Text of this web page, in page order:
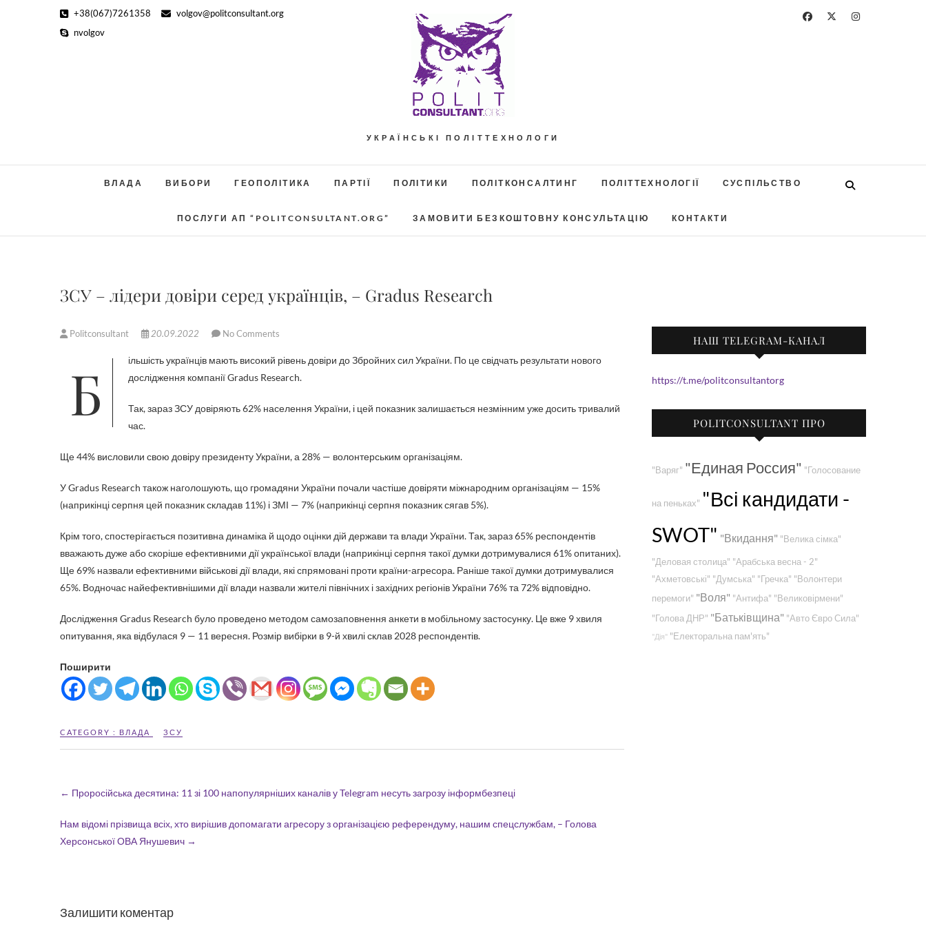
+38(067)7261358
volgov@politconsultant.org
nvolgov
УКРАЇНСЬКІ ПОЛІТТЕХНОЛОГИ
ВЛАДА ВИБОРИ ГЕОПОЛІТИКА ПАРТІЇ ПОЛІТИКИ ПОЛІТКОНСАЛТИНГ ПОЛІТТЕХНОЛОГІЇ СУСПІЛЬСТВО
ПОСЛУГИ АП “POLITCONSULTANT.ORG” ЗАМОВИТИ БЕЗКОШТОВНУ КОНСУЛЬТАЦІЮ КОНТАКТИ
ЗСУ – лідери довіри серед українців, – Gradus Research
Politconsultant 20.09.2022 No Comments
Більшість українців мають високий рівень довіри до Збройних сил України. По це свідчать результати нового дослідження компанії Gradus Research.
Так, зараз ЗСУ довіряють 62% населення України, і цей показник залишається незмінним уже досить тривалий
час.
Ще 44% висловили свою довіру президенту України, а 28% — волонтерським організаціям.
У Gradus Research також наголошують, що громадяни України почали частіше довіряти міжнародним організаціям — 15%
(наприкінці серпня цей показник складав 11%) і ЗМІ — 7% (наприкінці серпня показник сягав 5%).
Крім того, спостерігається позитивна динаміка й щодо оцінки дій держави та влади України. Так, зараз 65% респондентів
вважають дуже або скоріше ефективними дії української влади (наприкінці серпня такої думки дотримувалися 61% опитаних).
Ще 69% назвали ефективними військові дії влади, які спрямовані проти країни-агресора. Раніше такої думки дотримувалися
65%. Водночас найефективнішими дії влади назвали жителі північних і західних регіонів України 76% та 72% відповідно.
Дослідження Gradus Research було проведено методом самозаповнення анкети в мобільному застосунку. Це вже 9 хвиля
опитування, яка відбулася 9 — 11 вересня. Розмір вибірки в 9-й хвилі склав 2028 респондентів.
Поширити
CATEGORY : ВЛАДА ЗСУ
← Проросійська десятина: 11 зі 100 напопулярніших каналів у Telegram несуть загрозу інформбезпеці
Нам відомі прізвища всіх, хто вирішив допомагати агресору з організацією референдуму, нашим спецслужбам, – Голова
Херсонської ОВА Янушевич →
Залишити коментар
НАШ TELEGRAM-КАНАЛ
https://t.me/politconsultantorg
POLITCONSULTANT ПРО
"Варяг" "Единая Россия" "Голосование
на пеньках" "Всі кандидати -
SWOT" "Вкидання" "Велика сімка"
"Деловая столица" "Арабська весна - 2"
"Ахметовські" "Думська" "Гречка" "Волонтери
перемоги" "Воля" "Антифа" "Великовірмени"
"Голова ДНР" "Батьківщина" "Авто Євро Сила"
"Дія" "Електоральна пам'ять"